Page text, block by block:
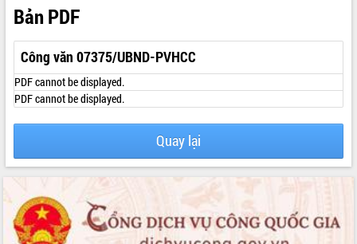
LÃNH ĐẠO UBND TỈNH
TIN TỨC SỰ KIỆN
SỞ, BAN, NGÀNH
UBND CÁC XÃ, PHƯỜNG
HỆ THỐNG VĂN BẢN
VĂN BẢN HĐND TỈNH
ĐIỂM TIN VĂN BẢN
Bản PDF
Công văn 07375/UBND-PVHCC
PDF cannot be displayed.
PDF cannot be displayed.
Quay lại